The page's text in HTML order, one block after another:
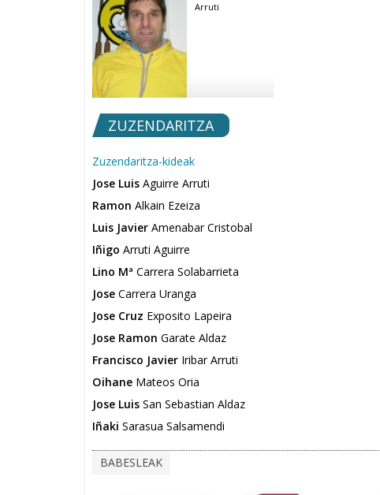
Arruti
ZUZENDARITZA
Zuzendaritza-kideak
Jose Luis Aguirre Arruti
Ramon Alkain Ezeiza
Luis Javier Amenabar Cristobal
Iñigo Arruti Aguirre
Lino Mª Carrera Solabarrieta
Jose Carrera Uranga
Jose Cruz Exposito Lapeira
Jose Ramon Garate Aldaz
Francisco Javier Iribar Arruti
Oihane Mateos Oria
Jose Luis San Sebastian Aldaz
Iñaki Sarasua Salsamendi
BABESLEAK